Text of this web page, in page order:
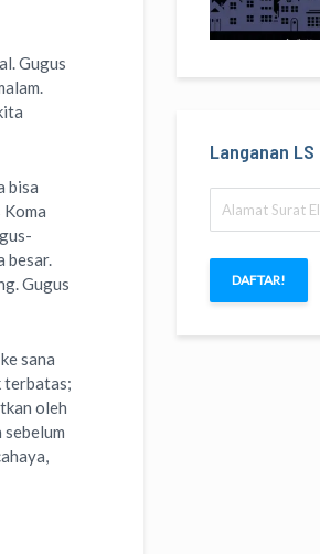
Gugus
bisa
besar.
Gugus
sana
terbatas;
oleh
Langanan LS
Surat
Elektronik
DAFTAR!